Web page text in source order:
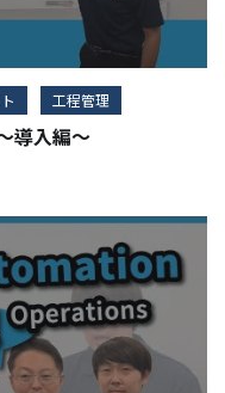
工程管理
導入編～